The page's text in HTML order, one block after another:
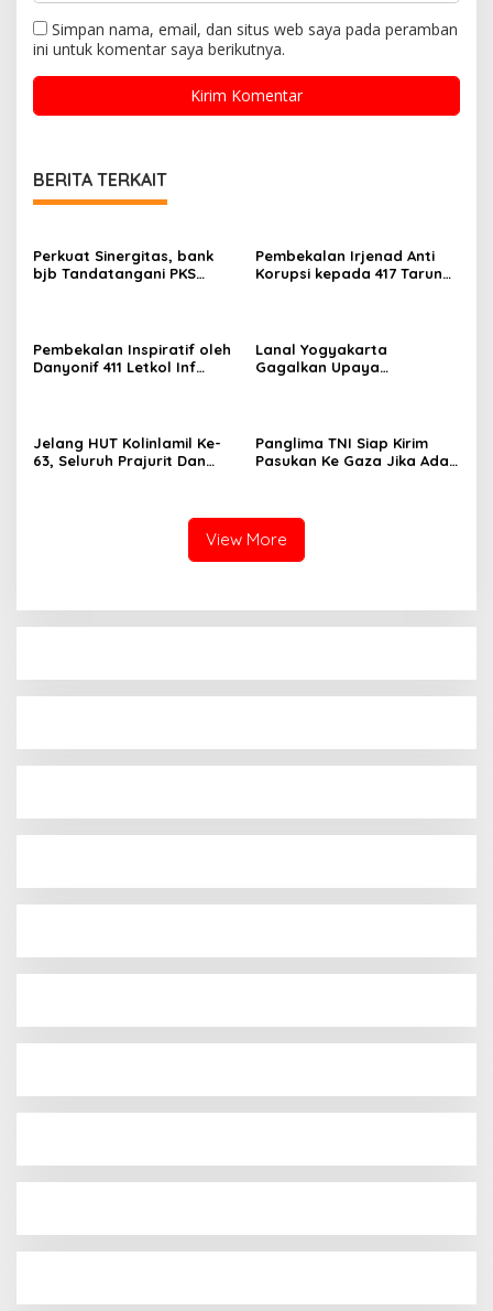
Simpan nama, email, dan situs web saya pada peramban
ini untuk komentar saya berikutnya.
BERITA TERKAIT
Perkuat Sinergitas, bank
bjb Tandatangani PKS
Pembekalan Irjenad Anti
Korupsi kepada 417 Taruna
Pembekalan Inspiratif oleh
Danyonif 411 Letkol Inf
Lanal Yogyakarta
Gagalkan Upaya
Jelang HUT Kolinlamil Ke-
63, Seluruh Prajurit Dan
Panglima TNI Siap Kirim
Pasukan Ke Gaza Jika Ada
View More